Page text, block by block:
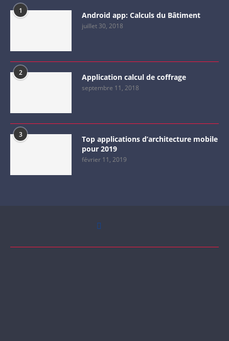
1 Android app: Calculs du Bâtiment
juillet 30, 2018
2 Application calcul de coffrage
septembre 11, 2018
3
Top applications d’architecture mobile
pour 2019
février 11, 2019